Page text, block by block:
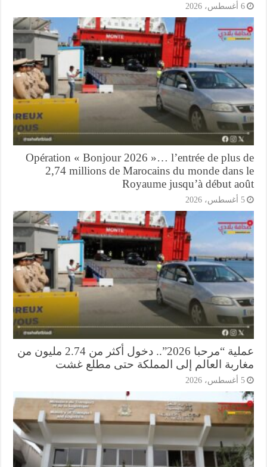
Opération « Bonjour 2026 »… l’entrée de plus
2,74 millions de Marocains du monde
Royaume jusqu’à début
عملية “مرحبا 2026”.. دخول أكثر من 2.74 مليون من
العالم إلى المملكة حتى مطلع غشت